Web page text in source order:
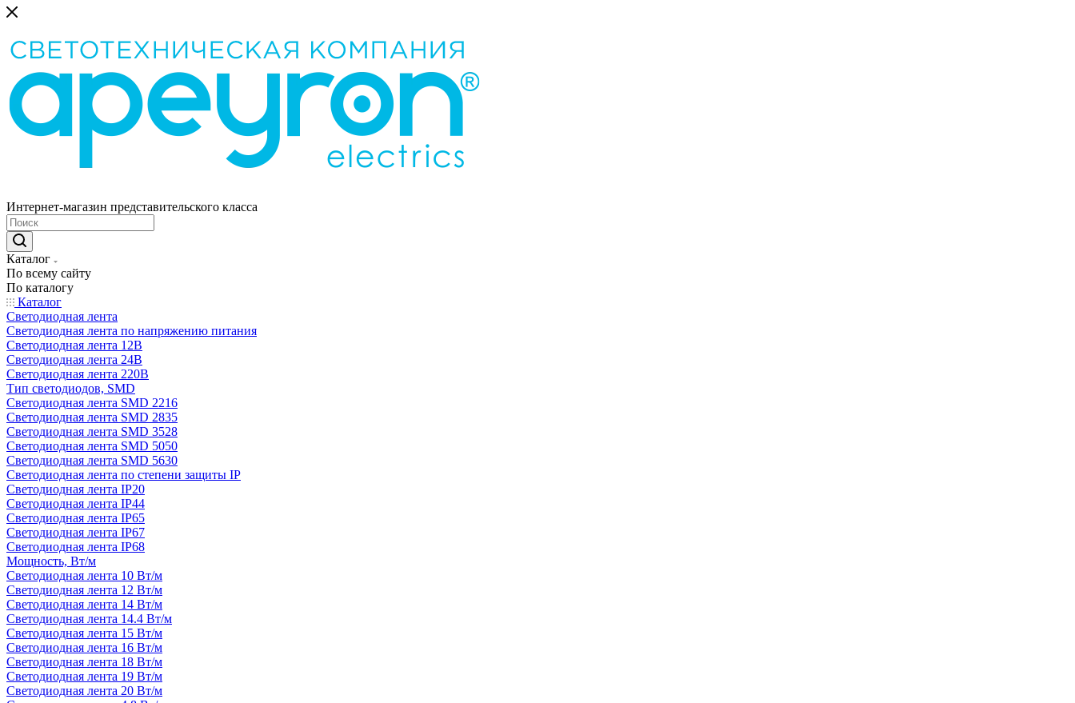
Интернет-магазин представительского класса
Каталог
По всему сайту
По каталогу
Каталог
Светодиодная лента
Светодиодная лента по напряжению питания
Светодиодная лента 12В
Светодиодная лента 24В
Светодиодная лента 220В
Тип светодиодов, SMD
Cветодиодная лента SMD 2216
Светодиодная лента SMD 2835
Светодиодная лента SMD 3528
Светодиодная лента SMD 5050
Светодиодная лента SMD 5630
Светодиодная лента по степени защиты IP
Светодиодная лента IP20
Светодиодная лента IP44
Светодиодная лента IP65
Светодиодная лента IP67
Светодиодная лента IP68
Мощность, Вт/м
Светодиодная лента 10 Вт/м
Светодиодная лента 12 Вт/м
Светодиодная лента 14 Вт/м
Светодиодная лента 14.4 Вт/м
Светодиодная лента 15 Вт/м
Светодиодная лента 16 Вт/м
Светодиодная лента 18 Вт/м
Светодиодная лента 19 Вт/м
Светодиодная лента 20 Вт/м